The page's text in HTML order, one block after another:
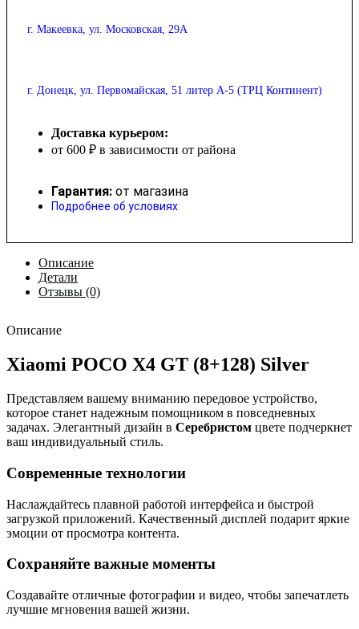
г. Макеевка, ул. Московская, 29А
г. Донецк, ул. Первомайская, 51 литер А-5 (ТРЦ Континент)
Доставка курьером:
от 600 ₽ в зависимости от района
Гарантия: от магазина
Подробнее об условиях
Описание
Детали
Отзывы (0)
Описание
Xiaomi POCO X4 GT (8+128) Silver
Представляем вашему вниманию передовое устройство,
которое станет надежным помощником в повседневных
задачах. Элегантный дизайн в Серебристом цвете подчеркнет
ваш индивидуальный стиль.
Современные технологии
Наслаждайтесь плавной работой интерфейса и быстрой
загрузкой приложений. Качественный дисплей подарит яркие
эмоции от просмотра контента.
Сохраняйте важные моменты
Создавайте отличные фотографии и видео, чтобы запечатлеть
лучшие мгновения вашей жизни.